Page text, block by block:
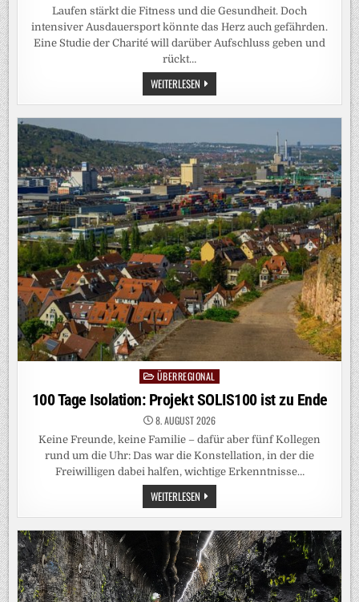
Laufen stärkt die Fitness und die Gesundheit. Doch
intensiver Ausdauersport könnte das Herz auch gefährden.
Eine Studie der Charité will darüber Aufschluss geben und
rückt…
WEITERLESEN FORSCHUNG
DER
CHARITÉ:
WENN
AUS
DEM
TAKT
GERÄT
PostedÜBERREGIONAL
100 Tage Isolation: Projekt SOLIS100 ist zu Ende
8. AUGUST 2026
Keine Freunde, keine Familie – dafür aber fünf Kollegen
rund um die Uhr: Das war die Konstellation, in der die
Freiwilligen dabei halfen, wichtige Erkenntnisse…
WEITERLESEN 100
TAGE
ISOLATION:
SOLIS100
IST
ZU
ENDE